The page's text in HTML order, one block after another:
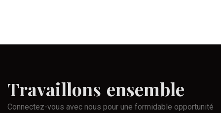
Travaillons ensemble
Connectez-vous avec nous pour une formidable opportunité